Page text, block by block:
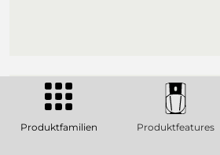
CR 2642
42 UNITS RACK CABINET
Produktfamilien Produktfeatures